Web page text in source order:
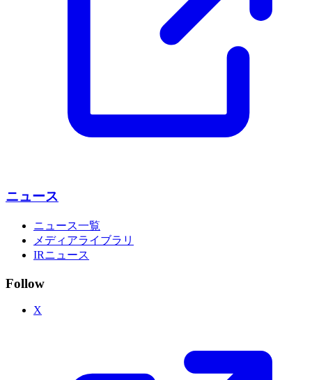
ニュース
ニュース一覧
メディアライブラリ
IRニュース
Follow
X